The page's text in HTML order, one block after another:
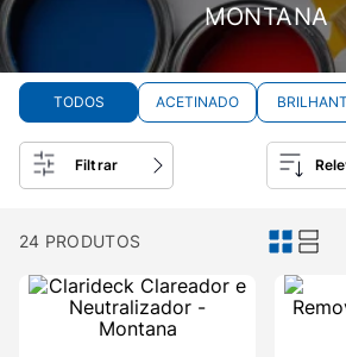
MONTANA
TODOS ACETINADO
Filtrar
24 PRODUTOS